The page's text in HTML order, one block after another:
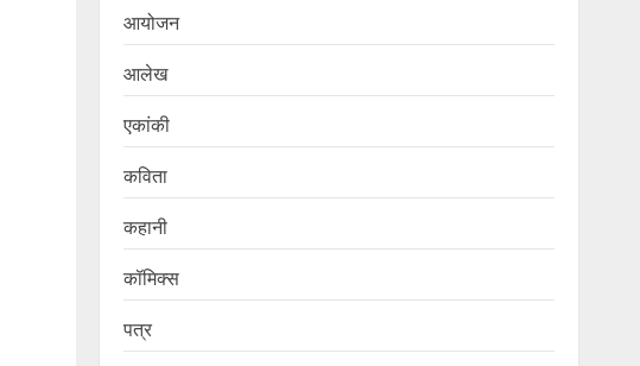
आयोजन
आलेख
एकांकी
कविता
कहानी
कॉमिक्स
पत्र